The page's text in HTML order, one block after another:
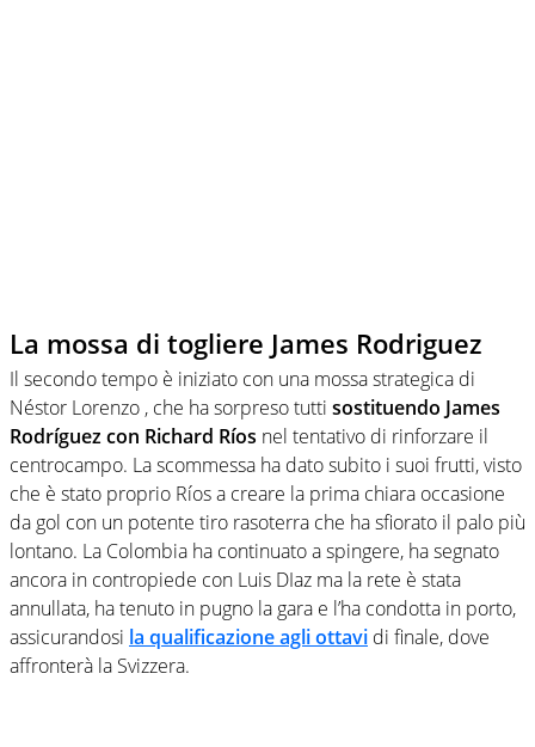
La mossa di togliere James Rodriguez
Il secondo tempo è iniziato con una mossa strategica di
Néstor Lorenzo , che ha sorpreso tutti sostituendo James
Rodríguez con Richard Ríos nel tentativo di rinforzare il
centrocampo. La scommessa ha dato subito i suoi frutti, visto
che è stato proprio Ríos a creare la prima chiara occasione
da gol con un potente tiro rasoterra che ha sfiorato il palo più
lontano. La Colombia ha continuato a spingere, ha segnato
ancora in contropiede con Luis DIaz ma la rete è stata
annullata, ha tenuto in pugno la gara e l’ha condotta in porto,
assicurandosi la qualificazione agli ottavi di finale, dove
affronterà la Svizzera.